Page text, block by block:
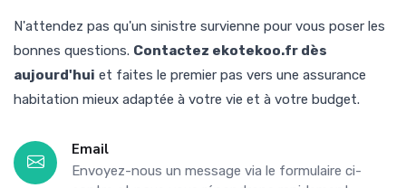
N'attendez pas qu'un sinistre survienne pour vous poser les
bonnes questions. Contactez ekotekoo.fr dès
aujourd'hui et faites le premier pas vers une assurance
habitation mieux adaptée à votre vie et à votre budget.
Email
Envoyez-nous un message via le formulaire ci-